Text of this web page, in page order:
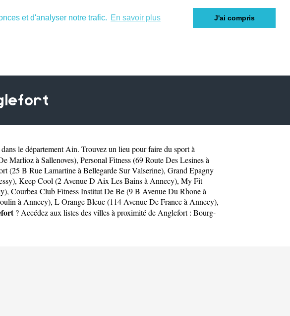
et d'analyser notre trafic. En savoir plus J'ai compris
dans le départementAin. Trouvez un lieu pour faire du sport à
Marlioz à Sallenoves), Personal Fitness (69 Route Des Lesines à
(25 B Rue Lamartine à Bellegarde Sur Valserine), Grand Epagny
, Keep Cool (2 Avenue D Aix Les Bains à Annecy), My Fit
, Courbea Club Fitness Institut De Be (9 B Avenue Du Rhone à
à Annecy), L Orange Bleue (114 Avenue De France à Annecy),
? Accédez aux listes des villes à proximité de Anglefort : Bourg-